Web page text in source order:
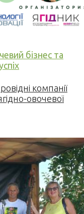
бізнес та
компанії
овочевої